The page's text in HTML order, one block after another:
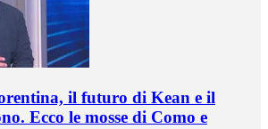
il futuro di Kean e il
Ecco le mosse di Como e